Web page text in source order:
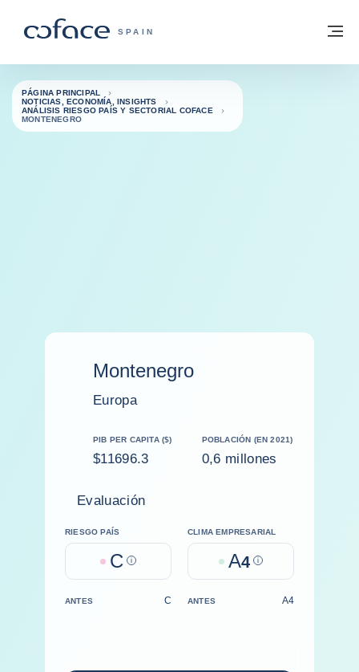
COFACE - FOR TRADE
SPAIN
Volver a la página principal
PÁGINA PRINCIPAL
NOTICIAS, ECONOMÍA, INSIGHTS
ANÁLISIS RIESGO PAÍS Y SECTORIAL COFACE
MONTENEGRO
Montenegro
Europa
PIB PER CAPITA ($)
$11696.3
POBLACIÓN (EN 2021)
0,6 millones
Evaluación
RIESGO PAÍS
C Help
CLIMA EMPRESARIAL
A4 Help
ANTES C ANTES A4